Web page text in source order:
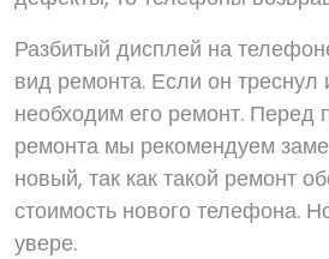
Разбитый дисплей на
вид ремонта. Если он треснул
необходим его ремонт. Перед
ремонта мы рекомендуем
новый, так как такой ремонт
стоимость нового телефона.
увере.